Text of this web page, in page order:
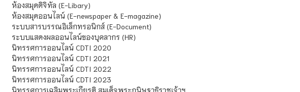
ห้องสมุดดิจิทัล (E-Libary)
ห้องสมุดออนไลน์ (E-newspaper & E-magazine)
ระบบสารบรรณอิเล็กทรอนิกส์ (E-Document)
ระบบแสดงผลออนไลน์ของบุคลากร (HR)
นิทรรศการออนไลน์ CDTI 2020
นิทรรศการออนไลน์ CDTI 2021
นิทรรศการออนไลน์ CDTI 2022
นิทรรศการออนไลน์ CDTI 2023